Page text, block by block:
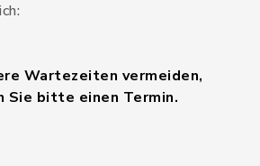
Wartezeiten vermeiden,
Sie bitte einen Termin.